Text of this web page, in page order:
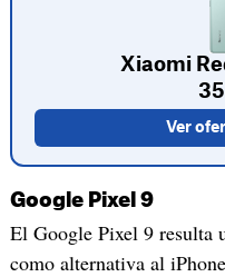
Xiaomi
Ver
Google Pixel 9
El Google Pixel 9 resulta
como alternativa al